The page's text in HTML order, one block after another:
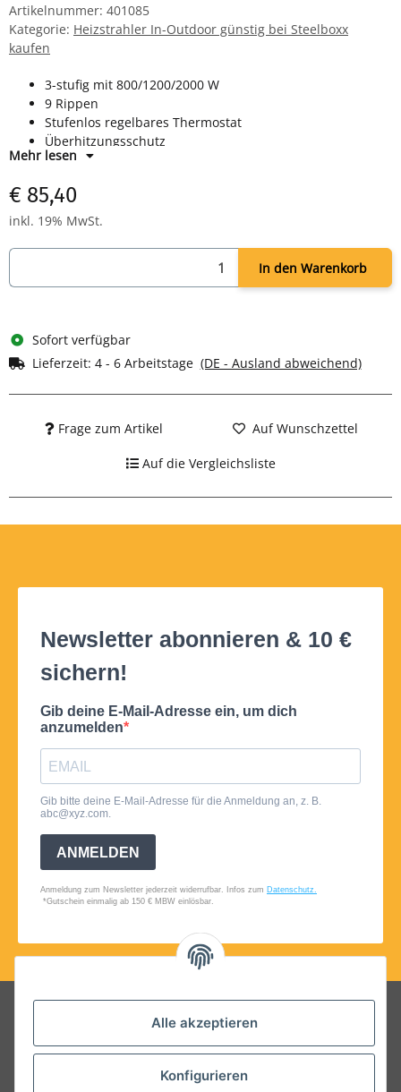
Alle akzeptieren
Konfigurieren
Artikelnummer: 401085
Kategorie: Heizstrahler In-Outdoor günstig bei Steelboxx
kaufen
3-stufig mit 800/1200/2000 W
9 Rippen
Stufenlos regelbares Thermostat
Überhitzungsschutz
Kabelaufwicklung
4 Transportrollen
Tragegriff
Farbe schwarz
Mehr lesen
€ 85,40
inkl. 19% MwSt.
In den Warenkorb
Sofort verfügbar
Lieferzeit: 4 - 6 Arbeitstage (DE - Ausland abweichend)
Frage zum Artikel Auf Wunschzettel
Auf die Vergleichsliste
Folgt uns auf Social Media